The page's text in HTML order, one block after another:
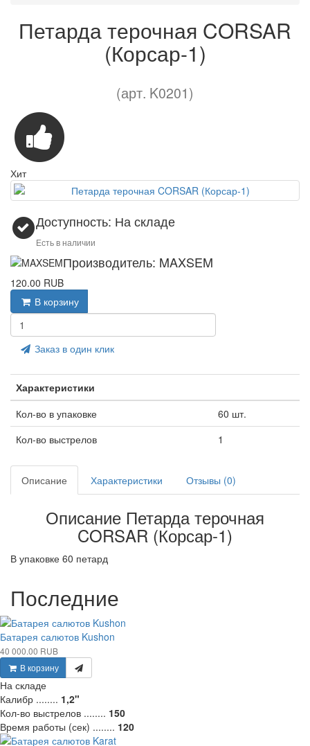
Петарда терочная CORSAR
(Корсар-1)
(арт. K0201)
Хит
Доступность: На складе
Есть в наличии
Производитель: MAXSEM
120.00 RUB
В корзину
Заказ в один клик
Характеристики
Кол-во в упаковке
60 шт.
Кол-во выстрелов
1
Описание Характеристики Отзывы (0)
Описание Петарда терочная
CORSAR (Корсар-1)
В упаковке 60 петард
Последние
Батарея салютов Kushon
40 000.00 RUB
В корзину
На складе
Калибр ........ 1,2"
Кол-во выстрелов ........ 150
Время работы (сек) ........ 120